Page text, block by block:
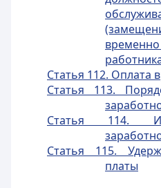
Статья 112. Оплата
Статья 113.
Статья 114.
Статья 115.
платы